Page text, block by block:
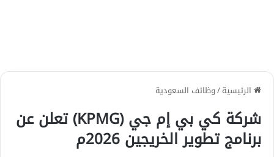
الرئيسية/وظائف السعودية
شركة كي بي إم جي (KPMG) تعلن عن
برنامج تطوير الخريجين 2026م